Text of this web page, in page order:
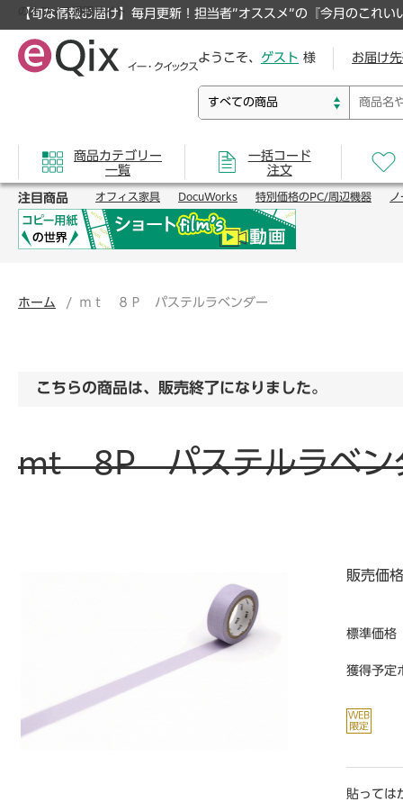
【旬な情報お届け】毎月更新！担当者”オススメ”の『今月のこれい
のオフィス通販サイト
ようこそ、 ゲスト 様 お届け
商品カテゴリー
一覧
一括コード
注文
注目商品 オフィス家具 DocuWorks 特別価格のPC/周辺機器 ノ
ホーム ｍｔ ８Ｐ パステルラベンダー
こちらの商品は、販売終了になりました。
mt 8P パステルラベ
販売価格
標準価格
獲得予定
貼っては